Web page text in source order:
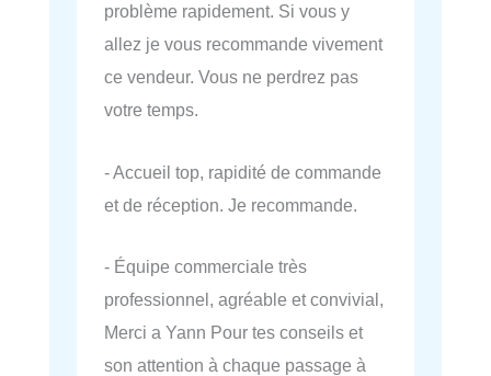
problème rapidement. Si vous y
allez je vous recommande vivement
ce vendeur. Vous ne perdrez pas
votre temps.
- Accueil top, rapidité de commande
et de réception. Je recommande.
- Équipe commerciale très
professionnel, agréable et convivial,
Merci a Yann Pour tes conseils et
son attention à chaque passage à